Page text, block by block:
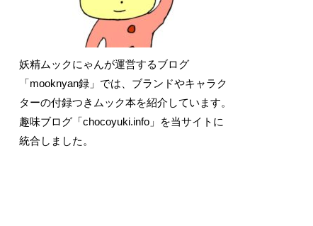
妖精ムックにゃんが運営するブログ
「mooknyan録」では、ブランドやキャラク
ターの付録つきムック本を紹介しています。
趣味ブログ「chocoyuki.info」を当サイトに
統合しました。